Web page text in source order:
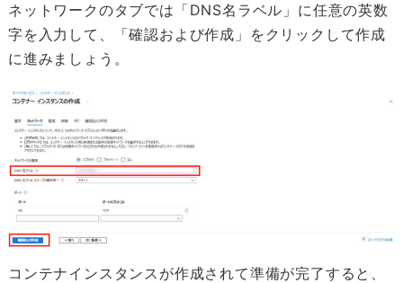
ネットワークのタブでは「DNS名ラベル」に任意の英数
字を入力して、「確認および作成」をクリックして作成
に進みましょう。
コンテナインスタンスが作成されて準備が完了すると、